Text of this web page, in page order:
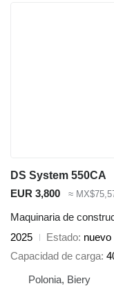
DS System 550CA
EUR 3,800
≈
Maquinaria de
2025
Estado nuevo
Capacidad de carga
Polonia, Biery